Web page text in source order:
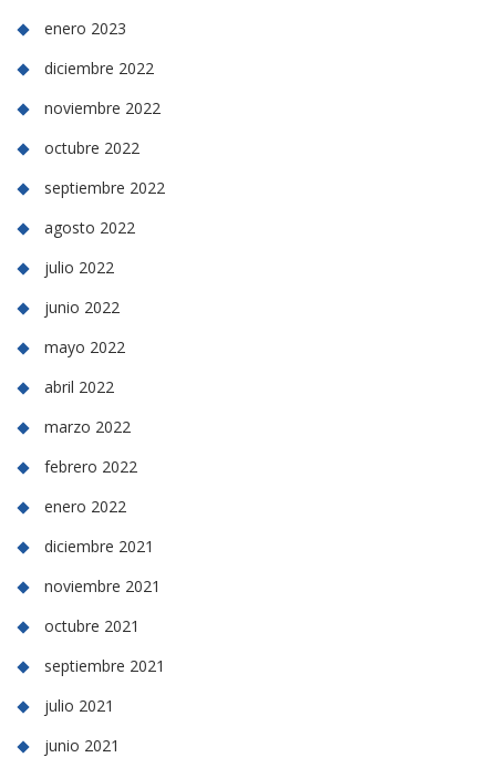
enero 2023
diciembre 2022
noviembre 2022
octubre 2022
septiembre 2022
agosto 2022
julio 2022
junio 2022
mayo 2022
abril 2022
marzo 2022
febrero 2022
enero 2022
diciembre 2021
noviembre 2021
octubre 2021
septiembre 2021
julio 2021
junio 2021